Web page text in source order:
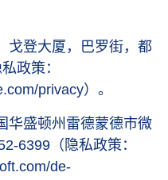
戈登大厦，巴罗街，都
政策：
privacy）。
华盛顿州雷德蒙德市微
6399（隐私政策：
de-